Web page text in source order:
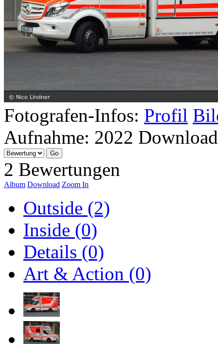
Fotografen-Infos: Profil
Aufnahme: 2022
2 Bewertungen
Album Download Zoom In
Outside (2)
Inside (0)
Details (0)
Art & Action (0)